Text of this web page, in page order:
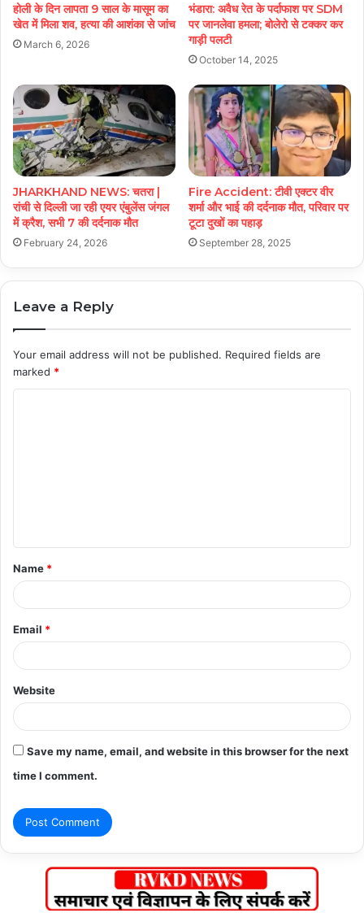
होली के दिन लापता 9 साल के मासूम का
खेत में मिला शव, हत्या की आशंका से जांच
March 6, 2026
भंडारा: अवैध रेत के पर्दाफाश पर SDM
पर जानलेवा हमला; बोलेरो से टक्कर कर
गाड़ी पलटी
October 14, 2025
JHARKHAND NEWS: चतरा |
रांची से दिल्ली जा रही एयर एंबुलेंस जंगल
में क्रैश, सभी 7 की दर्दनाक मौत
February 24, 2026
Fire Accident: टीवी एक्टर वीर
शर्मा और भाई की दर्दनाक मौत, परिवार पर
टूटा दुखों का पहाड़
September 28, 2025
Leave a Reply
Your email address will not be published. Required fields are
marked *
t
*
Name *
Email *
Website
Save my name, email, and website in this browser for the next
time I comment.